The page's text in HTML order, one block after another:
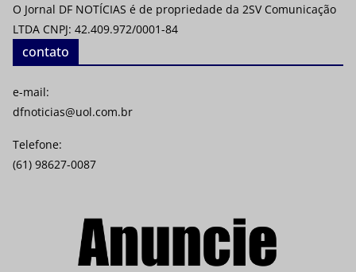
O Jornal DF NOTÍCIAS é de propriedade da 2SV Comunicação
LTDA CNPJ: 42.409.972/0001-84
contato
e-mail:
dfnoticias@uol.com.br
Telefone:
(61) 98627-0087